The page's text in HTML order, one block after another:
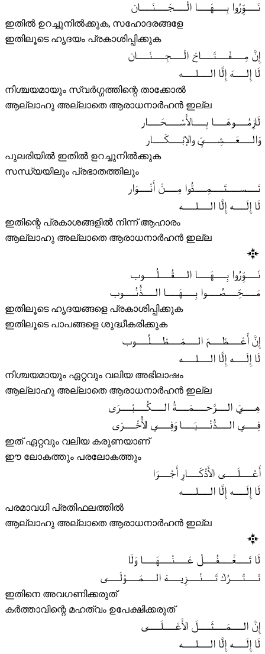
نَـــــوِّرُوا بِـــــهَـــــا الْـــــجَـــــنَـــــان
ഇതിൽ ഉറച്ചുനിൽക്കുക, സഹോദരങ്ങളേ
ഇതിലൂടെ ഹൃദയം പ്രകാശിപ്പിക്കുക
إِنَّ مِـــــفْـــــتَـــــاحَ الْـــــجِـــــنَـــــان
لَا إِلـــــهَ إِلَّا الـــــلـــــه
നിശ്ചയമായും സ്വർഗ്ഗത്തിന്റെ താക്കോൽ
ആല്ലാഹു അല്ലാതെ ആരാധനാർഹൻ ഇല്ല
لَازِمُـــــوهَـــــا بِـــــالأَسْـــــحَـــــار
وَالـــــعَـــــشِـــــيِّ والإبْـــــكَـــــار
പുലരിയിൽ ഇതിൽ ഉറച്ചുനിൽക്കുക
സന്ധ്യയിലും പ്രഭാതത്തിലും
تَـــــســـــتَـــــمِـــــدُّوا مِـــــنْ أَنْـــــوَار
لَا إِلَـــــه إِلَّا الـــــلـــــه
ഇതിന്റെ പ്രകാശങ്ങളിൽ നിന്ന് ആഹാരം
ആല്ലാഹു അല്ലാതെ ആരാധനാർഹൻ ഇല്ല
نَـــــوِّرُوا بِـــــهَـــــا الـــــقُـــــلُـــــوب
مَـــــحِّـــــصُـــــوا بِـــــهَـــــا الـــــذُّنُـــــوب
ഇതിലൂടെ ഹൃദയങ്ങളെ പ്രകാശിപ്പിക്കുക
ഇതിലൂടെ പാപങ്ങളെ ശുദ്ധീകരിക്കുക
إِنَّ أَعْـــــظَـــــمَ الـــــمَـــــطْـــــلُـــــوب
لَا إِلَـــــه إِلَّا الـــــلـــــه
നിശ്ചയമായും ഏറ്റവും വലിയ അഭിലാഷം
ആല്ലാഹു അല്ലാതെ ആരാധനാർഹൻ ഇല്ല
هِـــــيَ الـــــرَّحـــــمَـــــةُ الـــــكُـــــبْـــــرَى
فِـــــي الـــــدُّنْـــــيَـــــا وَفِـــــي الأُخْـــــرَى
ഇത് ഏറ്റവും വലിയ കരുണയാണ്
ഈ ലോകത്തും പരലോകത്തും
أَعْـــــلَـــــى الأَذْكَـــــارِ أَجْـــــرَا
لَا إِلَـــــه إِلَّا الـــــلـــــه
പരമാവധി പ്രതിഫലത്തിൽ
ആല്ലാഹു അല്ലാതെ ആരാധനാർഹൻ ഇല്ല
لَا تَـــــغْـــــفُـــــلْ عَـــــنْـــــهَـــــا وَلَا
تَـــــتْـــــرُك تَـــــنْـــــزِيـــــهَ الـــــمَـــــوْلَـــــى
ഇതിനെ അവഗണിക്കരുത്
കർത്താവിന്റെ മഹത്വം ഉപേക്ഷിക്കരുത്
إِنَّ الـــــمَـــــثَـــــلَ الأَعْـــــلَـــــى
لَا إِلَـــــه إِلَّا الـــــلـــــه